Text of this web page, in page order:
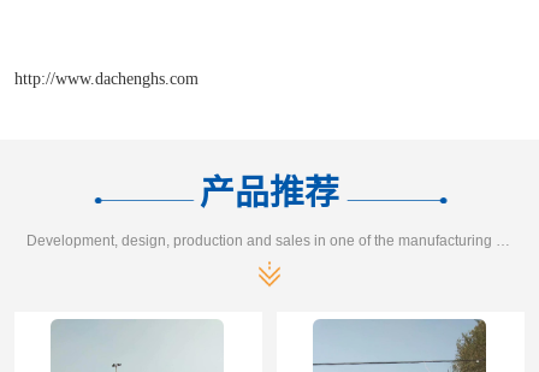
http://www.dachenghs.com
产品推荐